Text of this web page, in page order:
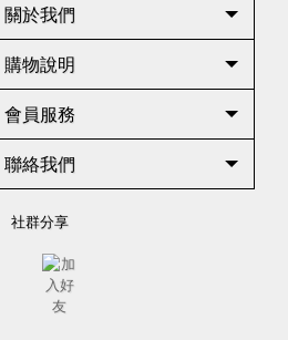
關於我們
購物說明
會員服務
聯絡我們
社群分享